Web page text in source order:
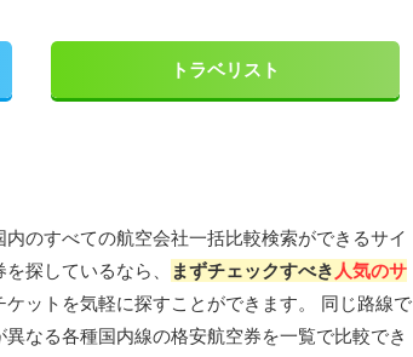
トラベリスト
のすべての航空会社一括比較検索ができるサイ
探しているなら、
まずチェックすべき 人気のサ
ケットを気軽に探すことができます。 同じ路線で
異なる各種国内線の格安航空券を一覧で比較でき